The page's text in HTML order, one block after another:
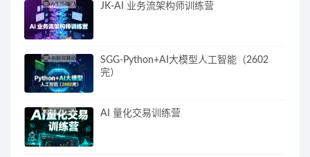
JK-AI 业务流架构师训练营
SGG-Python+AI大模型人工智能（2602
完）
AI 量化交易训练营